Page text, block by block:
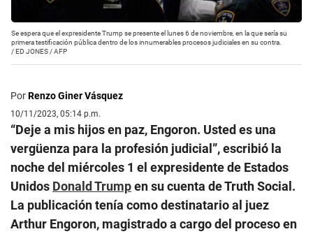
Se espera que el expresidente Trump se presente el lunes 6 de noviembre, en la que sería su
primera testificación pública dentro de los innumerables procesos judiciales en su contra.
/ED JONES / AFP
PorRenzo Giner Vásquez
10/11/2023, 05:14 p.m.
“Deje a mis hijos en paz, Engoron. Usted es una
vergüenza para la profesión judicial”, escribió la
noche del miércoles 1 el expresidente de Estados
Unidos Donald Trumpen su cuenta de Truth Social.
La publicación tenía como destinatario al juez
Arthur Engoron, magistrado a cargo del proceso en